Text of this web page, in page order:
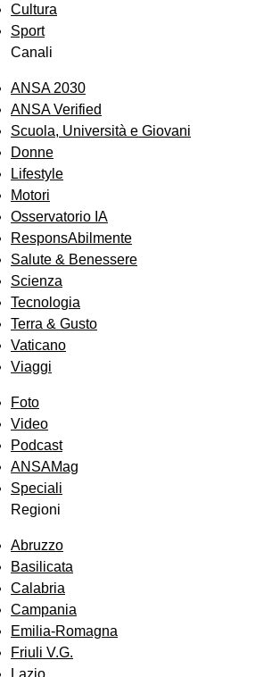
Cultura
Sport
Canali
ANSA 2030
ANSA Verified
Scuola, Università e Giovani
Donne
Lifestyle
Motori
Osservatorio IA
ResponsAbilmente
Salute & Benessere
Scienza
Tecnologia
Terra & Gusto
Vaticano
Viaggi
Foto
Video
Podcast
ANSAMag
Speciali
Regioni
Abruzzo
Basilicata
Calabria
Campania
Emilia-Romagna
Friuli V.G.